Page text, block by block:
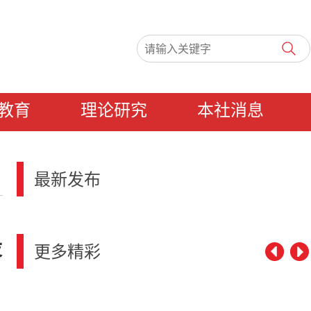
育 理论研究 本社消息
最新发布
更多精彩